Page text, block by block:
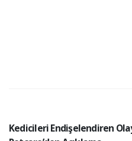
Kedicileri Endişelendiren